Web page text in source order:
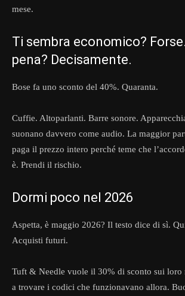
mese.
Ti sembra economico?
pena? Decisamente.
Bose fa uno sconto del 40%. Quaranta.
Cuffie. Altoparlanti. Barre sonore.
suonano davvero come audio. La maggior
paga il prezzo intero perché teme che
è. Prendi il rischio.
Dormi poco nel 2026
Aspetta, è maggio 2026? Il testo dice di sì.
Acquisti futuri.
Tuft & Needle vuole il 30% di sconto sui loro
a trovare i codici che funzionavano allora.